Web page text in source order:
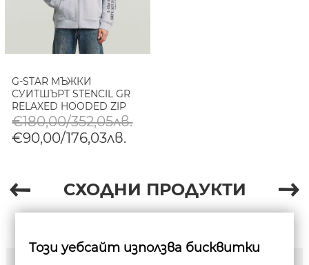
G-STAR МЪЖКИ
СУИТШЪРТ STENCIL GR
RELAXED HOODED ZIP
SWEATER В LIGHT GREY
HTR
€180,00/352,05лв.
€90,00/176,03лв.
СХОДНИ ПРОДУКТИ
Този уебсайт използва бисквитки